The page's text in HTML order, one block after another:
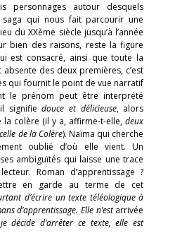
personnages autour desquels
saga qui nous fait parcourir une
du XXème siècle jusqu’à l’année
bien des raisons, reste la figure
est consacré, ainsi que toute la
des deux premières, c’est
qui fournit le point de vue narratif
le prénom peut être interprété
il signifiedouce et délicieuse, alors
la colère (il y a, affirme-t-elle,deux
de la Colère). Naïma qui cherche
oublié d’où elle vient. Un
ambiguïtés qui laisse une trace
Roman d’apprentissage ?
en garde au terme de cet
d’écrire un texte téléologique à
d’apprentissage. Elle n’estarrivée
décide d’arrêter ce texte, elle est